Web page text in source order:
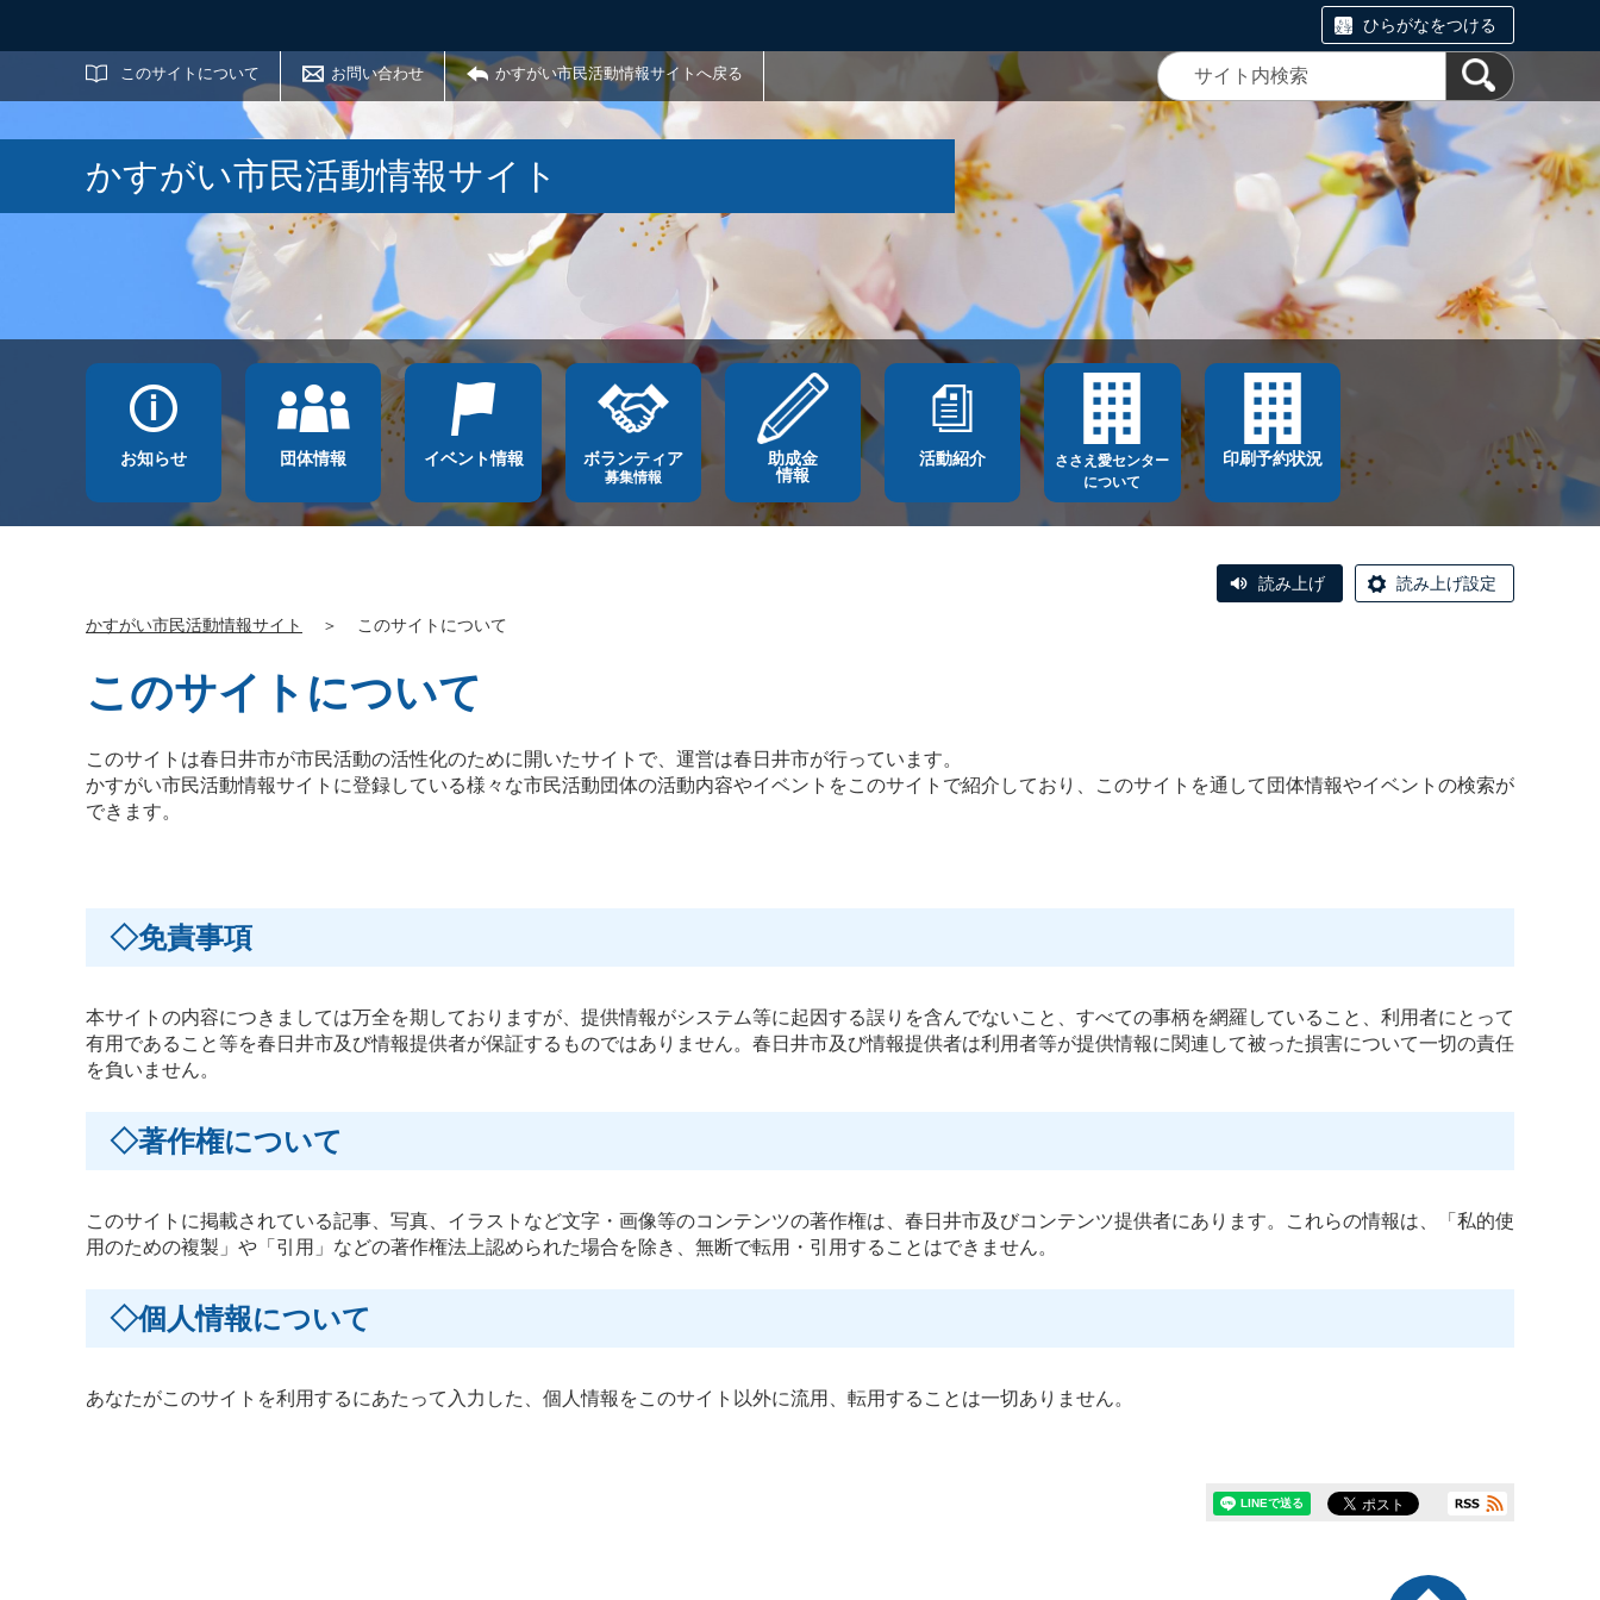
ひらがなをつける
このサイトについて お問い合わせ かすがい市民活動情報サイトへ戻る
サイト内検索
かすがい市民活動情報サイト
お知らせ 団体情報 イベント情報 ボランティア
募集情報
助成金
情報
活動紹介
ささえ愛センター
について
印刷予約状況
読み上げ 読み上げ設定
かすがい市民活動情報サイト ＞ このサイトについて
このサイトについて
このサイトは春日井市が市民活動の活性化のために開いたサイトで、運営は春日井市が行っています。
かすがい市民活動情報サイトに登録している様々な市民活動団体の活動内容やイベントをこのサイトで紹介しており、このサイトを通して団体情報やイベントの検索が
できます。
◇免責事項
本サイトの内容につきましては万全を期しておりますが、提供情報がシステム等に起因する誤りを含んでないこと、すべての事柄を網羅していること、利用者にとって
有用であること等を春日井市及び情報提供者が保証するものではありません。春日井市及び情報提供者は利用者等が提供情報に関連して被った損害について一切の責任
を負いません。
◇著作権について
このサイトに掲載されている記事、写真、イラストなど文字・画像等のコンテンツの著作権は、春日井市及びコンテンツ提供者にあります。これらの情報は、「私的使
用のための複製」や「引用」などの著作権法上認められた場合を除き、無断で転用・引用することはできません。
◇個人情報について
あなたがこのサイトを利用するにあたって入力した、個人情報をこのサイト以外に流用、転用することは一切ありません。